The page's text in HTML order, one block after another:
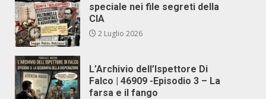
speciale nei file segreti della
CIA
2 Luglio 2026
L’Archivio dell’Ispettore Di
Falco | 46909 -Episodio 3 – La
farsa e il fango